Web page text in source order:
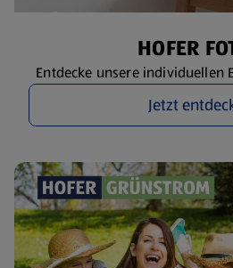
HOFER
Entdecke unsere individuellen
Jetzt